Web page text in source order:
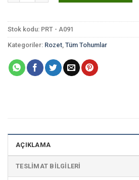
Stok kodu: PRT - A091
Kategoriler: Rozet Tüm Tohumlar
AÇIKLAMA
TESLIMAT BILGILERI